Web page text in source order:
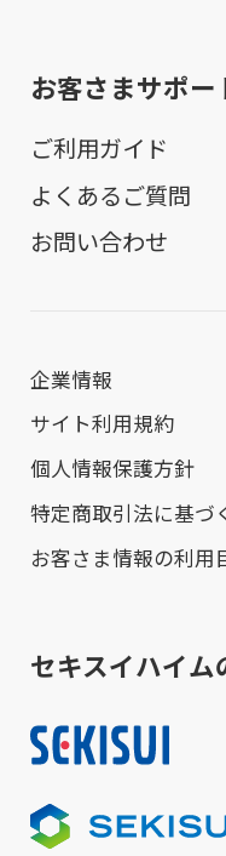
お客さまサポー
ご利用ガイド
よくあるご質問
お問い合わせ
企業情報
サイト利用規約
個人情報保護方針
特定商取引法に基づ
お客さま情報の利用
セキスイハイム